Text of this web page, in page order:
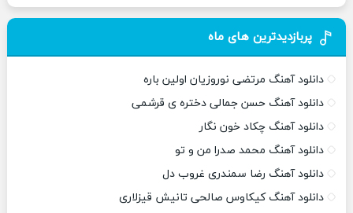
پربازدیدترین های ماه
دانلود آهنگ مرتضی نوروزیان اولین باره
دانلود آهنگ حسن جمالی دختره ی قرشمی
دانلود آهنگ چکاد خون نگار
دانلود آهنگ محمد صدرا من و تو
دانلود آهنگ رضا سمندری غروب دل
دانلود آهنگ کیکاوس صالحی تانیش قیزلاری